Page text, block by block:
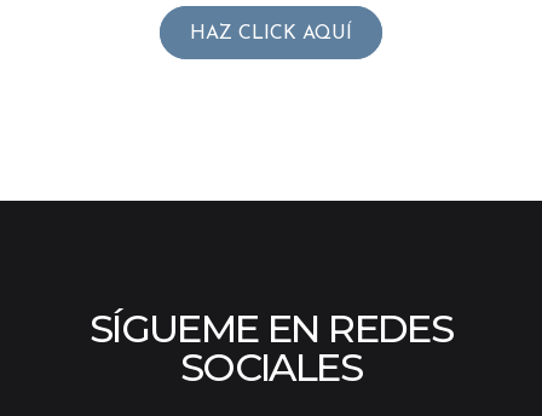
HAZ CLICK AQUÍ
SÍGUEME EN REDES
SOCIALES